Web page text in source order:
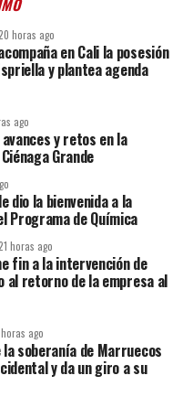
20 horas ago
en Cali la posesión
y plantea agenda
ago
avances y retos en la
Grande
dio la bienvenida a la
Programa de Química
21 horas ago
fin a la intervención de
al retorno de la empresa al
horas ago
soberanía de Marruecos
y da un giro a su